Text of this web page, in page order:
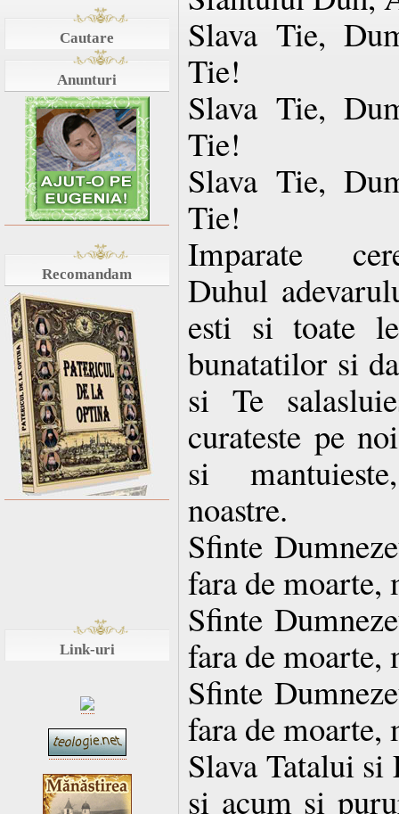
Cautare
Anunturi
Recomandam
Link-uri
Slava Tie,
Tie!
Slava Tie,
Tie!
Slava Tie,
Tie!
Imparate
Duhul
esti si toate
bunatatilor si
si Te
curateste pe
si
noastre.
Sfinte
fara de moarte,
Sfinte
fara de moarte,
Sfinte
fara de moarte,
Slava Tatalui
si acum si